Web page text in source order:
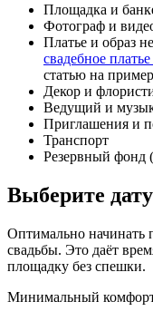
Площадка и
Фотограф и
Платье и образ
свадебное
статью на
Декор и
Ведущий и
Приглашения и
Транспорт
Резервный фонд
Выберите дату
Оптимально начинать
свадьбы. Это даёт
площадку без спешки.
Минимальный